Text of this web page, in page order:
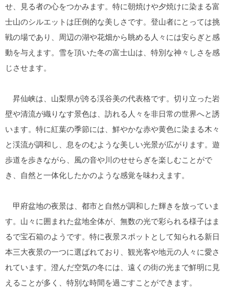
せ、見る者の心をつかみます。特に朝焼けや夕焼けに染まる富
士山のシルエットは圧倒的な美しさです。登山者にとっては挑
戦の場であり、周辺の湖や花畑から眺める人々には安らぎと感
動を与えます。雪を頂いた冬の富士山は、特別な神々しさを感
じさせます。
昇仙峡は、山梨県が誇る渓谷美の代表格です。切り立った岩
壁や清流が織りなす景色は、訪れる人々を非日常の世界へと誘
います。特に紅葉の季節には、鮮やかな赤や黄色に染まる木々
と渓流が調和し、息をのむような美しい光景が広がります。遊
歩道を歩きながら、風の音や川のせせらぎを楽しむことがで
き、自然と一体化したかのような感覚を味わえます。
甲府盆地の夜景は、都市と自然が調和した輝きを放っていま
す。山々に囲まれた盆地全体が、無数の光で彩られる様子はま
るで宝石箱のようです。特に夜景スポットとして知られる新日
本三大夜景の一つに選ばれており、観光客や地元の人々に愛さ
れています。澄んだ空気の冬には、遠くの街の光まで鮮明に見
えることが多く、特別な時間を過ごすことができます。